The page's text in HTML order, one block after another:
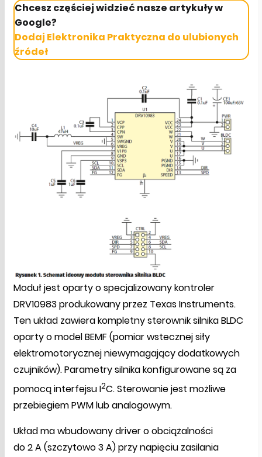
Chcesz częściej widzieć nasze artykuły w
Google?
Dodaj Elektronika Praktyczna do ulubionych
źródeł
Moduł jest oparty o specjalizowany kontroler
DRV10983 produkowany przez Texas Instruments.
Ten układ zawiera kompletny sterownik silnika BLDC
oparty o model BEMF (pomiar wstecznej siły
elektromotorycznej niewymagający dodatkowych
czujników). Parametry silnika konfigurowane są za
pomocą interfejsu I2C. Sterowanie jest możliwe
przebiegiem PWM lub analogowym.
Układ ma wbudowany driver o obciążalności
do 2 A (szczytowo 3 A) przy napięciu zasilania